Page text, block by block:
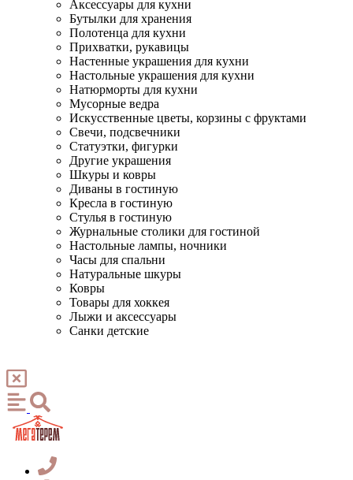
Аксессуары для кухни
Бутылки для хранения
Полотенца для кухни
Прихватки, рукавицы
Настенные украшения для кухни
Настольные украшения для кухни
Натюрморты для кухни
Мусорные ведра
Искусственные цветы, корзины с фруктами
Свечи, подсвечники
Статуэтки, фигурки
Другие украшения
Шкуры и ковры
Диваны в гостиную
Кресла в гостиную
Стулья в гостиную
Журнальные столики для гостиной
Настольные лампы, ночники
Часы для спальни
Натуральные шкуры
Ковры
Товары для хоккея
Лыжи и аксессуары
Санки детские